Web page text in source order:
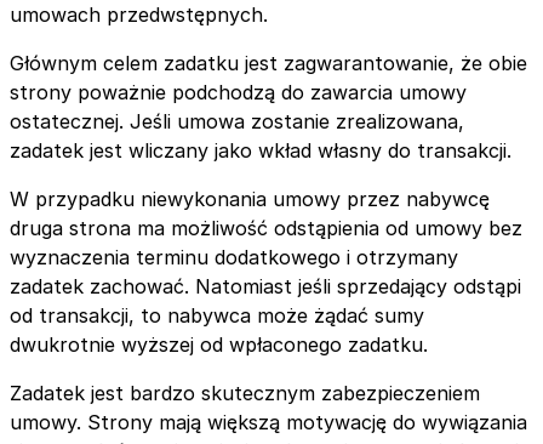
umowach przedwstępnych.
Głównym celem zadatku jest zagwarantowanie, że obie
strony poważnie podchodzą do zawarcia umowy
ostatecznej. Jeśli umowa zostanie zrealizowana,
zadatek jest wliczany jako wkład własny do transakcji.
W przypadku niewykonania umowy przez nabywcę
druga strona ma możliwość odstąpienia od umowy bez
wyznaczenia terminu dodatkowego i otrzymany
zadatek zachować. Natomiast jeśli sprzedający odstąpi
od transakcji, to nabywca może żądać sumy
dwukrotnie wyższej od wpłaconego zadatku.
Zadatek jest bardzo skutecznym zabezpieczeniem
umowy. Strony mają większą motywację do wywiązania